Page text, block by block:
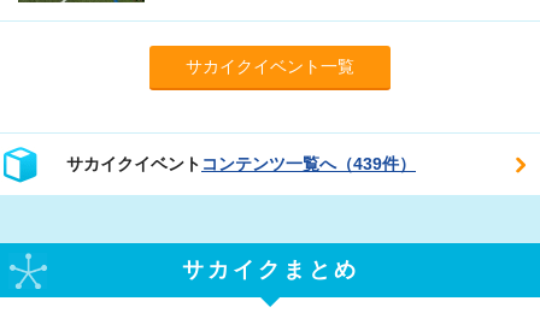
サカイクイベント一覧
サカイクイベント コンテンツ一覧へ（439件）
サカイクまとめ